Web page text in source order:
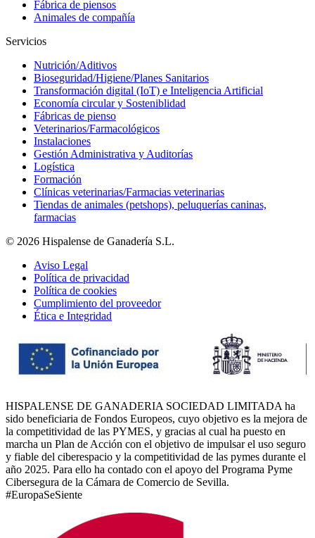
Fábrica de piensos
Animales de compañía
Servicios
Nutrición/Aditivos
Bioseguridad/Higiene/Planes Sanitarios
Transformación digital (IoT) e Inteligencia Artificial
Economía circular y Sosteniblidad
Fábricas de pienso
Veterinarios/Farmacológicos
Instalaciones
Gestión Administrativa y Auditorías
Logística
Formación
Clínicas veterinarias/Farmacias veterinarias
Tiendas de animales (petshops), peluquerías caninas,
farmacias
© 2026 Hispalense de Ganadería S.L.
Aviso Legal
Política de privacidad
Política de cookies
Cumplimiento del proveedor
Ética e Integridad
HISPALENSE DE GANADERIA SOCIEDAD LIMITADA ha
sido beneficiaria de Fondos Europeos, cuyo objetivo es la mejora de
la competitividad de las PYMES, y gracias al cual ha puesto en
marcha un Plan de Acción con el objetivo de impulsar el uso seguro
y fiable del ciberespacio y la competitividad de las pymes durante el
año 2025. Para ello ha contado con el apoyo del Programa Pyme
Cibersegura de la Cámara de Comercio de Sevilla.
#EuropaSeSiente